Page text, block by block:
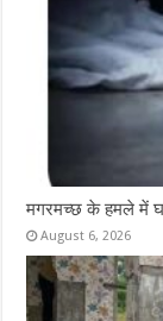
मगरमच्छ के हमले में
August 6, 2026